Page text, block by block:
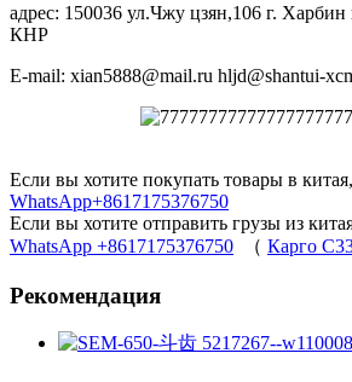
адрес: 150036 ул.Чжу цзян,106 г.
КНР
E-mail: xian5888@mail.ru hljd@shantui-
Если вы хотите покупать товары в
WhatsApp+8617175376750
Если вы хотите отправить грузы из
WhatsApp +8617175376750 （ Карго
Рекомендация